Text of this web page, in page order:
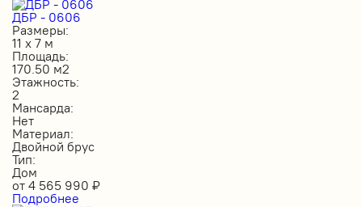
ДБР - 0606
Размеры:
11 х 7 м
Площадь:
170.50 м2
Этажность:
2
Мансарда:
Нет
Материал:
Двойной брус
Тип:
Дом
от 4 565 990 ₽
Подробнее